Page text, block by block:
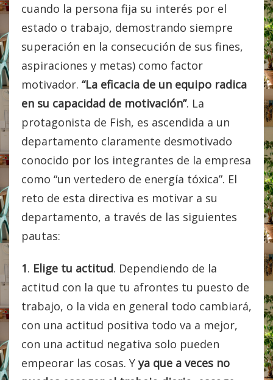
cuando la persona fija su interés por el
estado o trabajo, demostrando siempre
superación en la consecución de sus fines,
aspiraciones y metas) como factor
motivador. “La eficacia de un equipo radica
en su capacidad de motivación”. La
protagonista de Fish, es ascendida a un
departamento claramente desmotivado
conocido por los integrantes de la empresa
como “un vertedero de energía tóxica”. El
reto de esta directiva es motivar a su
departamento, a través de las siguientes
pautas:
1. Elige tu actitud. Dependiendo de la
actitud con la que tu afrontes tu puesto de
trabajo, o la vida en general todo cambiará,
con una actitud positiva todo va a mejor,
con una actitud negativa solo pueden
empeorar las cosas. Yya que a veces no